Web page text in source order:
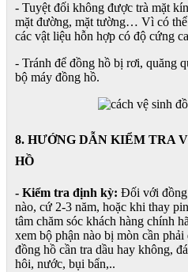
- Tuyệt đối không được trà mặt
mặt đường, mặt tường… Vì có
các vật liệu hỗn hợp có độ cứng
- Tránh để đồng hồ bị rơi, quăng
bộ máy đồng hồ.
8. HƯỚNG DẪN KIỂM TRA
HỒ
- Kiểm tra định kỳ: Đối với đồng
nào, cứ 2-3 năm, hoặc khi thay
tâm chăm sóc khách hàng chính
xem bộ phận nào bị mòn cần
đồng hồ cần tra dầu hay không,
hôi, nước, bụi bẩn,..